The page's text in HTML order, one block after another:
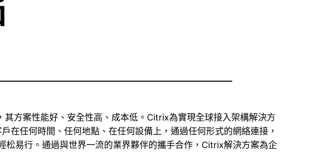
方案性能好、安全性高、成本低。Citrix為實現全球接入架構解決方
在任何時間、任何地點、在任何設備上，通過任何形式的網絡連接，
易行。通過與世界一流的業界夥伴的攜手合作，Citrix解決方案為企